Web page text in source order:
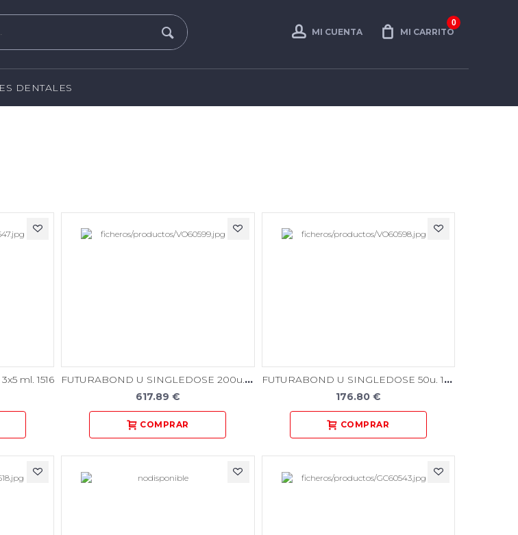
0
MI CARRITO
MI CUENTA
DENTALES
ml. 1516
FUTURABOND U SINGLEDOSE 200u. 1572
617.89 €
FUTURABOND U SINGLEDOSE 50u. 1571
176.80 €